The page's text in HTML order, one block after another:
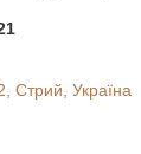
Стрий, Україна